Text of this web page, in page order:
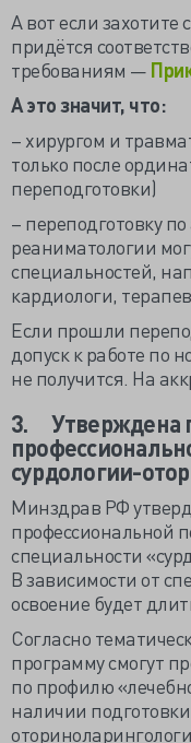
А вот если захотите
придётся
требованиям —
А это значит, что:
– хирургом и
только после
переподготовки)
– переподготовку
реаниматологии
специальностей,
кардиологи,
Если прошли
допуск к работе по
не получится. На
3.
Утверждена
сурдологии-
Минздрав РФ
профессиональной
специальности
В зависимости от
освоение будет
Согласно
программу смогут
по профилю
наличии